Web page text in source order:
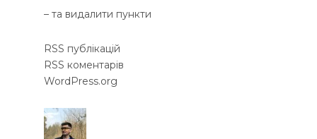
– та видалити пункти
RSS публікацій
RSS коментарів
WordPress.org